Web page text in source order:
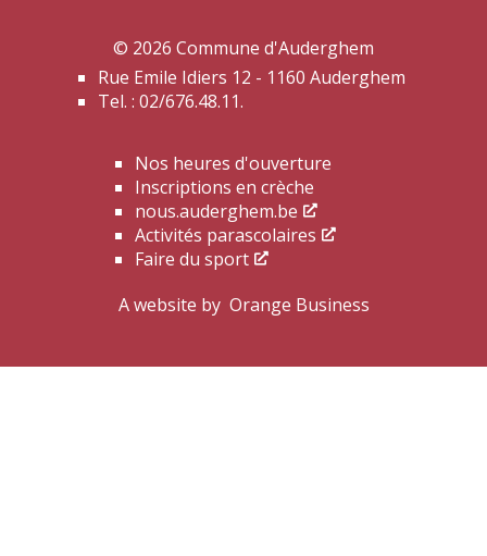
© 2026 Commune d'Auderghem
Rue Emile Idiers 12 - 1160 Auderghem
Tel. : 02/676.48.11.
Nos heures d'ouverture
Inscriptions en crèche
nous.auderghem.be
Activités parascolaires
Faire du sport
A website by Orange Business